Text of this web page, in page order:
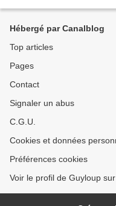
Hébergé par Canalblog
Top articles
Pages
Contact
Signaler un abus
C.G.U.
Cookies et données
Préférences cookies
Voir le profil de Guyloup